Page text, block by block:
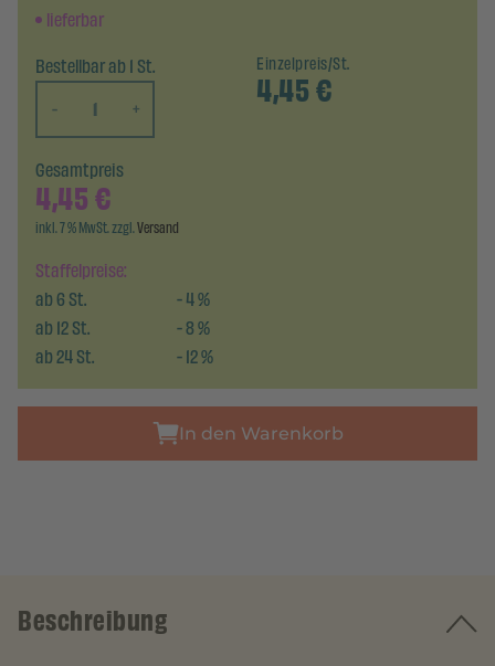
lieferbar
Bestellbar ab 1 St.
-
+
Einzelpreis/St.
4,45€
Staffelpreise:
ab6St. -4%
ab12St. -8%
ab24St. -12%
Gesamtpreis
4,45€
inkl. 7 % MwSt. zzgl.Versand
In den Warenkorb
Beschreibung